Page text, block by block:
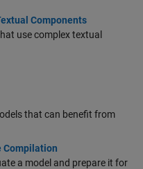
Components
use complex textual
that can benefit from
Compilation
a model and prepare it for